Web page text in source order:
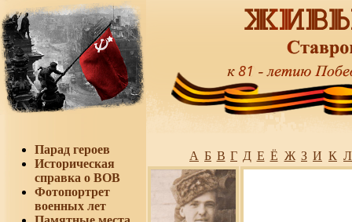
Парад героев
Историческая
справка о ВОВ
Фотопортрет
военных лет
А Б В Г Д Е Ё Ж З И К Л